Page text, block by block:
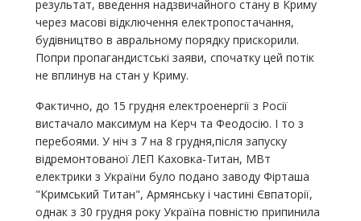
результат, введення надзвичайного стану в Криму
через масові відключення електропостачання,
будівництво в авральному порядку прискорили.
Попри пропагандистські заяви, спочатку цей потік
не вплинув на стан у Криму.
Фактично, до 15 грудня електроенергії з Росії
вистачало максимум на Керч та Феодосію. І то з
перебоями. У ніч з 7 на 8 грудня,після запуску
відремонтованої ЛЕП Каховка-Титан, МВт
електрики з України було подано заводу Фірташа
"Кримський Титан", Армянську і частині Євпаторії,
однак з 30 грудня року Україна повністю припинила